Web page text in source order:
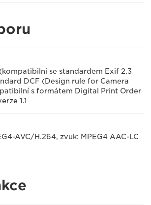
se standardem Exif 2.3
DCF (Design rule for Camera
s formátem Digital Print Order
1.1
AVC/H.264, zvuk: MPEG4 AAC-LC